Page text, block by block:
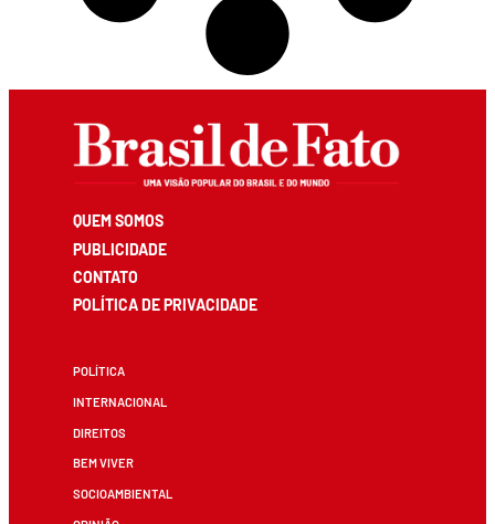
QUEM SOMOS
PUBLICIDADE
CONTATO
POLÍTICA DE PRIVACIDADE
POLÍTICA
INTERNACIONAL
DIREITOS
BEM VIVER
SOCIOAMBIENTAL